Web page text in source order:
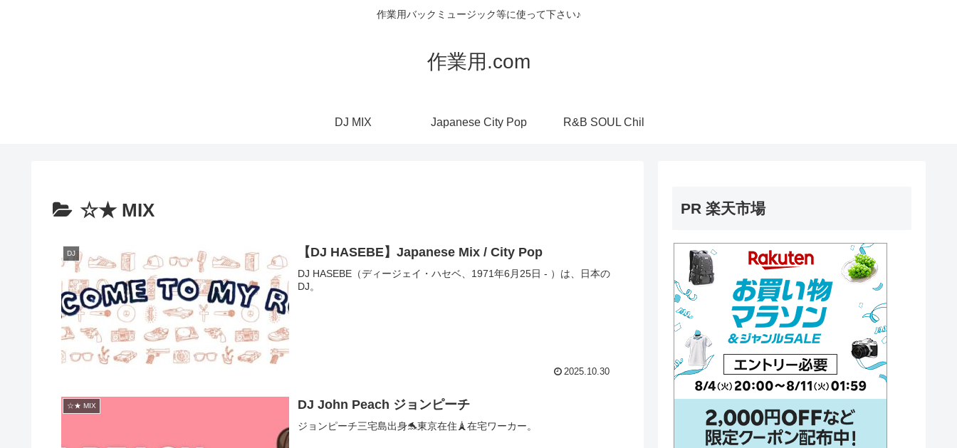
作業用バックミュージック等に使って下さい♪
作業用.com
DJ MIX Japanese City Pop R&B SOUL Chil
☆★ MIX
DJ 【DJ HASEBE】Japanese Mix / City Pop
DJ HASEBE（ディージェイ・ハセベ、1971年6月25日 - ）は、日本の
DJ。
2025.10.30
☆★ MIX DJ John Peach ジョンピーチ
ジョンピーチ三宅島出身🐬東京在住🗼在宅ワーカー。
PR 楽天市場